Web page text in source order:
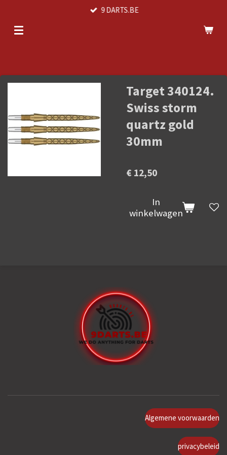
naar
9 DARTS.BE
Target 340124.
Swiss storm
quartz gold
30mm
€ 12,50
In
winkelwagen
Algemene voorwaarden
privacybeleid